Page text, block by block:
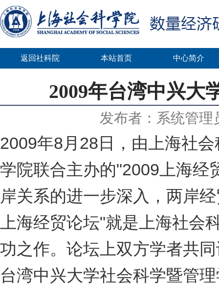
返回社科院 本站首页 中心简介
2009年台湾中兴大
发布者：系统管理
2009年8月28日，由上海社
学院联合主办的"2009上海经
岸关系的进一步深入，两岸
上海经贸论坛"就是上海社会
功之作。论坛上双方学者共
台湾中兴大学社会科学暨管